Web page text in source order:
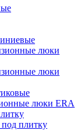
люки
люки
люки ERA
плитку